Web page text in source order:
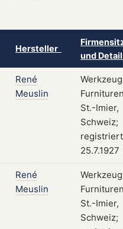
Hersteller
und
René
Meuslin
St.-Imier,
Schweiz;
25.7.1927
René
Meuslin
St.-Imier,
Schweiz;